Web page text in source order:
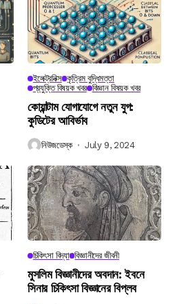
ইলেক্ট্রনিক্স কৃত্রিম বুদ্ধিমত্তা
প্রযুক্তি বিষয়ক খবর বিজ্ঞান বিষয়ক খবর
কোয়ান্টাম যোগাযোগে নতুন যুগ:
কুডিটের আবির্ভাব
নিউজডেস্ক July 9, 2024
চিকিৎসা বিদ্যা বিজ্ঞানীদের জীবনী
মুসলিম বিজ্ঞানীদের অবদান: ইবনে
সিনার চিকিৎসা বিজ্ঞানের বিপ্লব